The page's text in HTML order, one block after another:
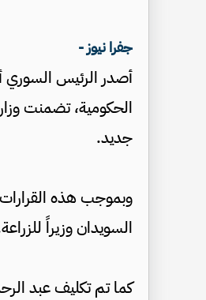
جفرا نيوز -
أصدر الرئيس
الحكومية، تضمنت
جديد.
وبموجب هذه
السويدان وزيراً
كما تم تكليف عبد